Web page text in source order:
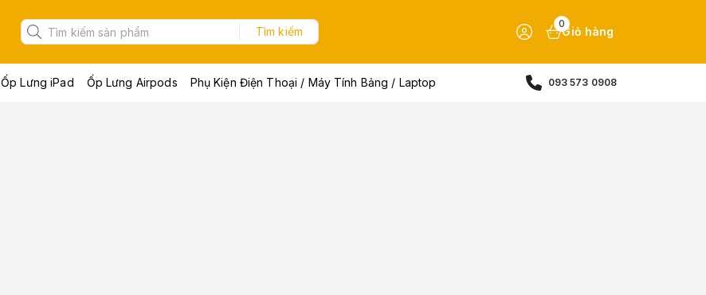
Tìm kiếm
0
Giỏ hàng
Ốp Lưng iPad Ốp Lưng Airpods Phụ Kiện Điện Thoại / Máy Tính Bảng / Laptop 093 573 0908